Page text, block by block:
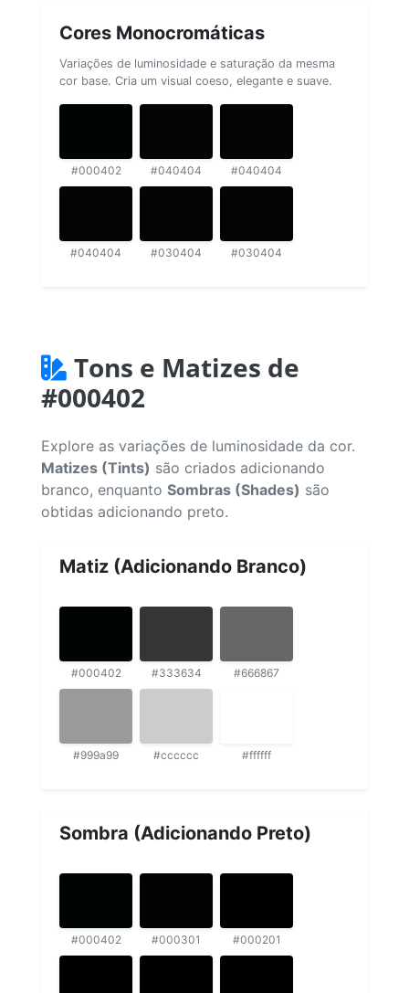
Cores Monocromáticas
Variações de luminosidade e saturação da mesma
cor base. Cria um visual coeso, elegante e suave.
#000402 #040404 #040404
#040404 #030404 #030404
Tons e Matizes de
#000402
Explore as variações de luminosidade da cor.
Matizes (Tints) são criados adicionando
branco, enquanto Sombras (Shades) são
obtidas adicionando preto.
Matiz (Adicionando Branco)
#000402 #333634 #666867
#999a99 #cccccc #ffffff
Sombra (Adicionando Preto)
#000402 #000301 #000201